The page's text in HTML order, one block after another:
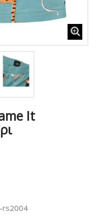
It
rs2004